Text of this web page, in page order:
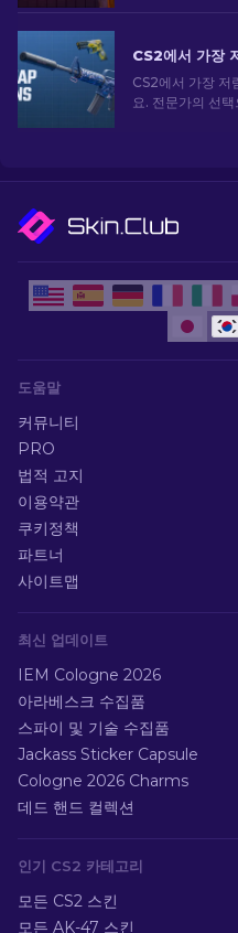
CS2에서 가장 저
요. 전문가의 선
도움말
커뮤니티
PRO
법적 고지
이용약관
쿠키정책
파트너
사이트맵
최신 업데이트
IEM Cologne 2026
아라베스크 수집품
스파이 및 기술 수집품
Jackass Sticker Capsule
Cologne 2026 Charms
데드 핸드 컬렉션
인기 CS2 카테고리
모든 CS2 스킨
모든 AK-47 스킨